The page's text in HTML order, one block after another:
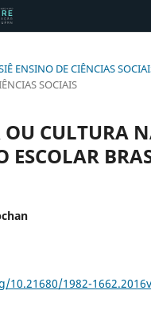
ENSINO DE CIÊNCIAS
SOCIAIS
OU CULTURA
ESCOLAR
1982-